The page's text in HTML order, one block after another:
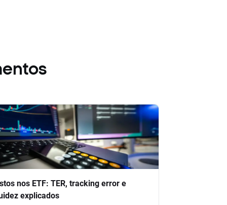
nos ETF: TER, tracking error e
explicados